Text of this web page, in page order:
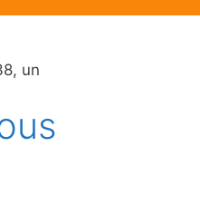
un